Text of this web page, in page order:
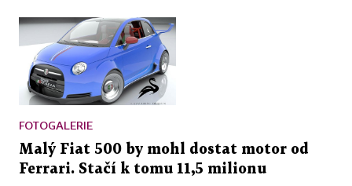
FOTOGALERIE
Malý Fiat 500 by mohl dostat motor od
Ferrari. Stačí k tomu 11,5 milionu